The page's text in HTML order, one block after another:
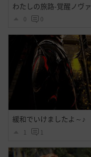
わたしの旅路-覚醒ノヴァ
0 0
緩和でいけましたよ～♪
1 1